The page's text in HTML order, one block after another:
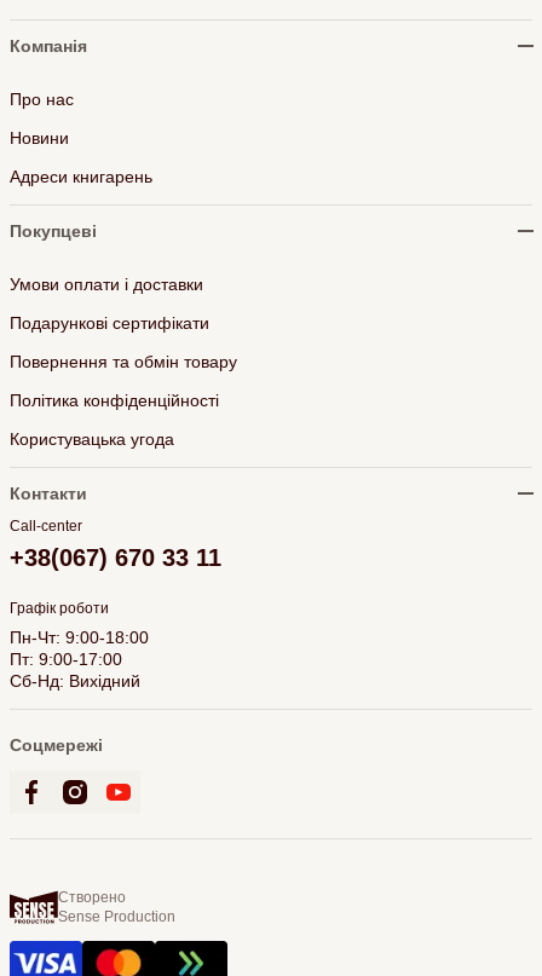
Компанія
Про нас
Новини
Адреси книгарень
Покупцеві
Умови оплати і доставки
Подарункові сертифікати
Повернення та обмін товару
Політика конфіденційності
Користувацька угода
Контакти
Call-center
+38(067) 670 33 11
Графік роботи
Пн-Чт: 9:00-18:00
Пт: 9:00-17:00
Сб-Нд: Вихідний
Соцмережі
Створено
Sense Production